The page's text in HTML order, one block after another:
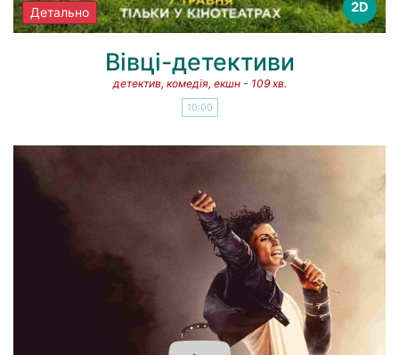
2D
Детально
Вівці-детективи
детектив, комедія, екшн - 109 хв.
10:00